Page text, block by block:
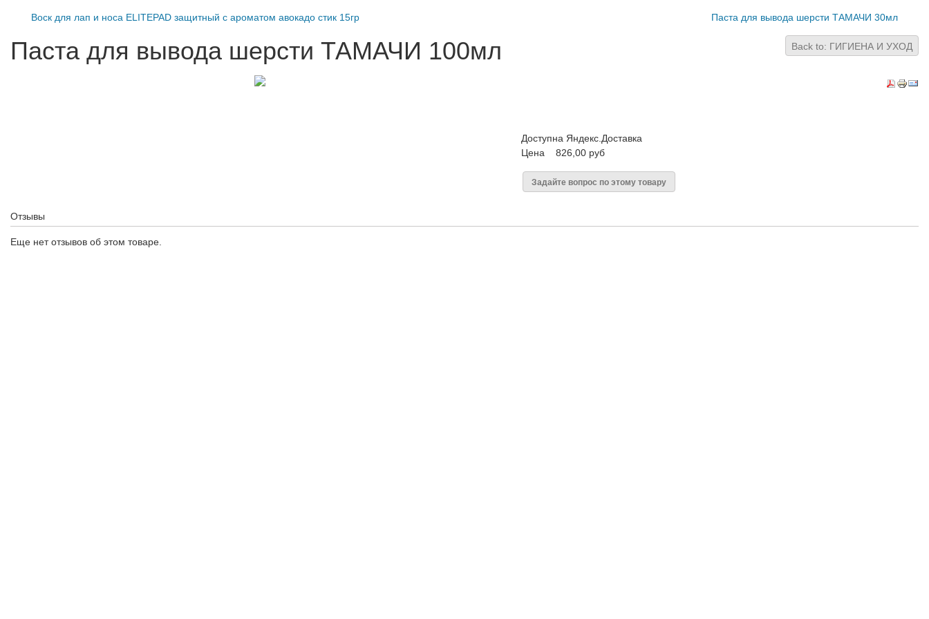
Воск для лап и носа ELITEPAD защитный с ароматом авокадо стик 15гр Паста для вывода шерсти ТАМАЧИ 30мл
Back to: ГИГИЕНА И УХОД
Паста для вывода шерсти ТАМАЧИ 100мл
Доступна Яндекс.Доставка
Цена
826,00 руб
Задайте вопрос по этому товару
Отзывы
Еще нет отзывов об этом товаре.